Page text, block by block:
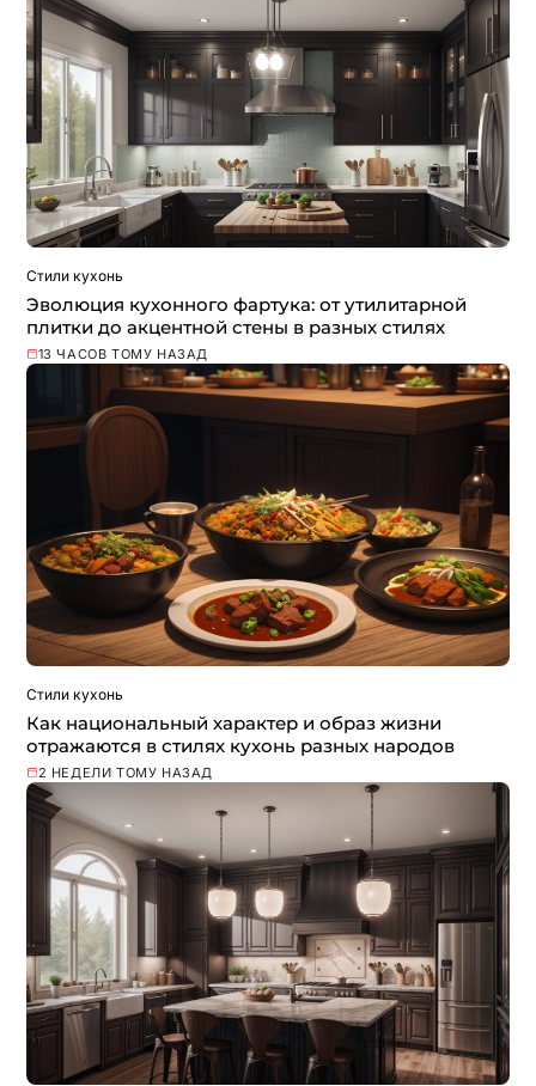
Стили кухонь
Эволюция кухонного фартука: от утилитарной
плитки до акцентной стены в разных стилях
13 ЧАСОВ ТОМУ НАЗАД
Стили кухонь
Как национальный характер и образ жизни
отражаются в стилях кухонь разных народов
2 НЕДЕЛИ ТОМУ НАЗАД